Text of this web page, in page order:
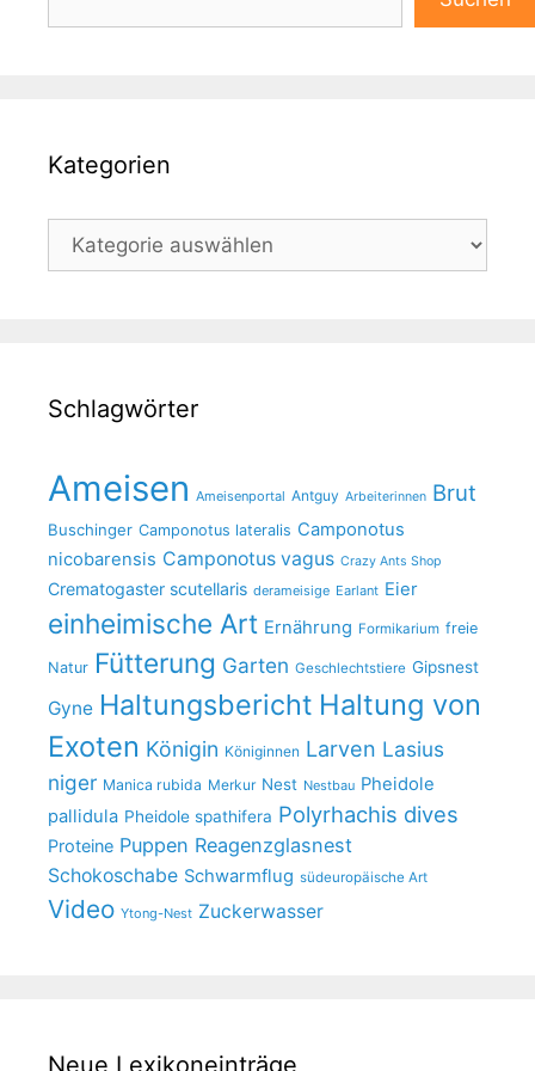
Kategorien
Kategorien
Schlagwörter
Ameisen Ameisenportal Antguy Arbeiterinnen Brut
Buschinger Camponotus lateralis Camponotus
nicobarensis Camponotus vagus Crazy Ants Shop
Crematogaster scutellaris derameisige Earlant Eier
einheimische Art Ernährung Formikarium freie
Natur Fütterung Garten Geschlechtstiere Gipsnest
Gyne Haltungsbericht Haltung von
Exoten Königin Königinnen Larven Lasius
niger Manica rubida Merkur Nest Nestbau Pheidole
pallidula Pheidole spathifera Polyrhachis dives
Proteine Puppen Reagenzglasnest
Schokoschabe Schwarmflug südeuropäische Art
Video Ytong-Nest Zuckerwasser
Neue Lexikoneinträge